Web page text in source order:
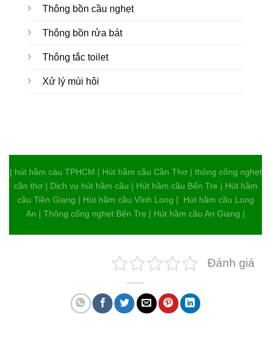
Thông bồn cầu nghẹt
Thông bồn rửa bát
Thông tắc toilet
Xử lý mùi hôi
| hút hầm càu TPHCM | Hút hầm cầu Cần Thơ | thông cống nghẹt
cần thơ | Dịch vụ hút hầm cầu | Hút hầm cầu Bến Tre | Hút hầm
cầu Tiền Giang | Hút hầm cầu Vĩnh Long | Hút hầm cầu Long
An | Thông cống nghẹt Bến Tre | Hút hầm cầu An Giang |
Đánh giá